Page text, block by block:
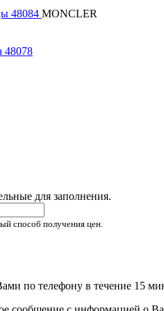
MONCLER
для заполнения.
способ получения цен.
по телефону в течение 15